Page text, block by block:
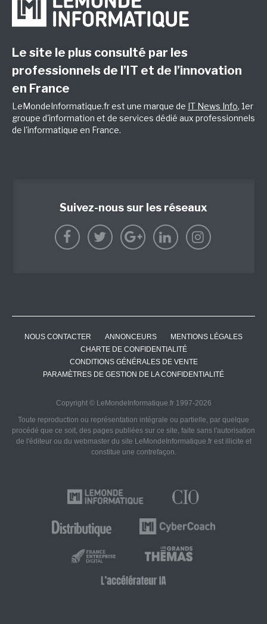
Le site le plus consulté par les
professionnels de l’IT et de l’innovation
en France
LeMondeInformatique.fr est une marque de IT News Info, 1er
groupe d'information et de services dédié aux professionnels
de l'informatique en France.
Suivez-nous sur les réseaux
NOUS CONTACTER ANNONCEURS
MENTIONS LÉGALES
CHARTE DE CONFIDENTIALITÉ
CONDITIONS GÉNÉRALES DE VENTE
PARAMÈTRES DE GESTION DE LA CONFIDENTIALITÉ
Copyright © LeMondeInformatique.fr 1997-2026
Toute reproduction ou représentation intégrale ou partielle, par quelque
procédé que ce soit, des pages publiées sur ce site, faite sans l'autorisation
de l'éditeur ou du webmaster du site LeMondeInformatique.fr est illicite et
constitue une contrefaçon.